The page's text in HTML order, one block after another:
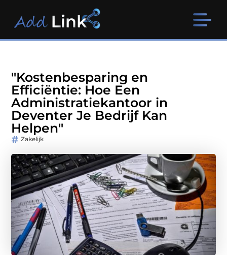
"Kostenbesparing en
Efficiëntie: Hoe Een
Administratiekantoor in
Deventer Je Bedrijf Kan
Helpen"
Zakelijk